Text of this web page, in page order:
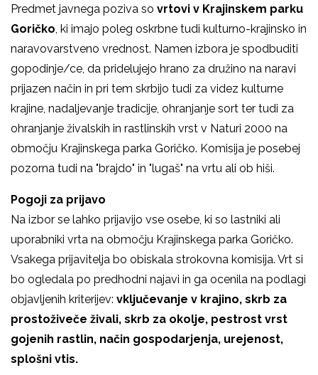
Predmet javnega poziva so vrtovi v Krajinskem parku
Goričko, ki imajo poleg oskrbne tudi kulturno-krajinsko in
naravovarstveno vrednost. Namen izbora je spodbuditi
gopodinje/ce, da pridelujejo hrano za družino na naravi
prijazen način in pri tem skrbijo tudi za videz kulturne
krajine, nadaljevanje tradicije, ohranjanje sort ter tudi za
ohranjanje živalskih in rastlinskih vrst v Naturi 2000 na
območju Krajinskega parka Goričko. Komisija je posebej
pozorna tudi na "brajdo" in "lugaš" na vrtu ali ob hiši.
Pogoji za prijavo
Na izbor se lahko prijavijo vse osebe, ki so lastniki ali
uporabniki vrta na območju Krajinskega parka Goričko.
Vsakega prijavitelja bo obiskala strokovna komisija. Vrt si
bo ogledala po predhodni najavi in ga ocenila na podlagi
objavljenih kriterijev: vključevanje v krajino, skrb za
prostoživeče živali, skrb za okolje, pestrost vrst
gojenih rastlin, način gospodarjenja, urejenost,
splošni vtis.